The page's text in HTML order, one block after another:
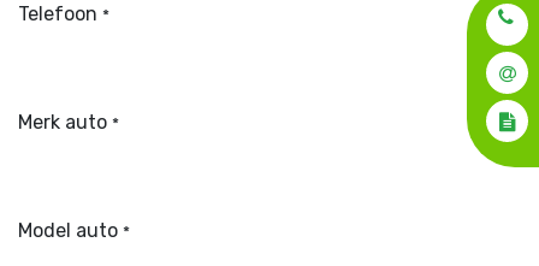
Telefoon *
Merk auto *
Model auto *